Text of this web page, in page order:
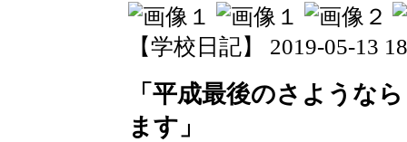
【学校日記】 2019-05-13
「平成最後のさような
ます」